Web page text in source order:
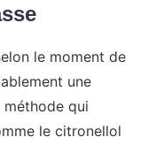
le moment de
une
qui
le citronellol